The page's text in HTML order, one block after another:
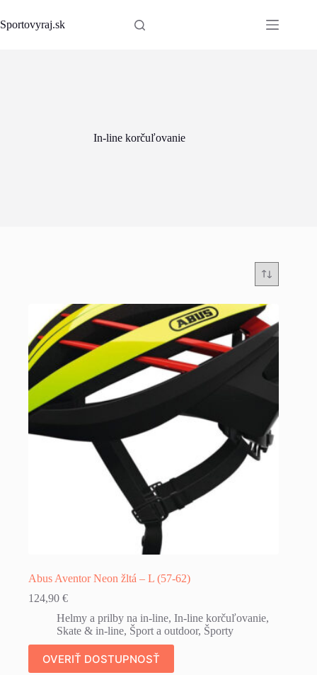
to
content
Sportovyraj.sk
In-line korčuľovanie
Abus Aventor Neon žltá – L (57-62)
124,90 €
Helmy a prilby na in-line, In-line korčuľovanie,
Skate & in-line, Šport a outdoor, Športy
OVERIŤ DOSTUPNOSŤ